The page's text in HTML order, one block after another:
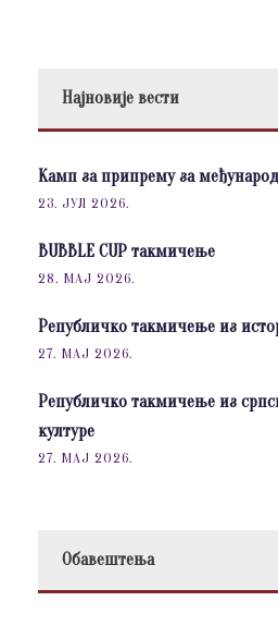
Најновије вести
Камп за припрему за
23. ЈУЛ 2026.
BUBBLE CUP такмичење
28. МАЈ 2026.
Републичко такмичење из
27. МАЈ 2026.
Републичко такмичење из
културе
27. МАЈ 2026.
Обавештења